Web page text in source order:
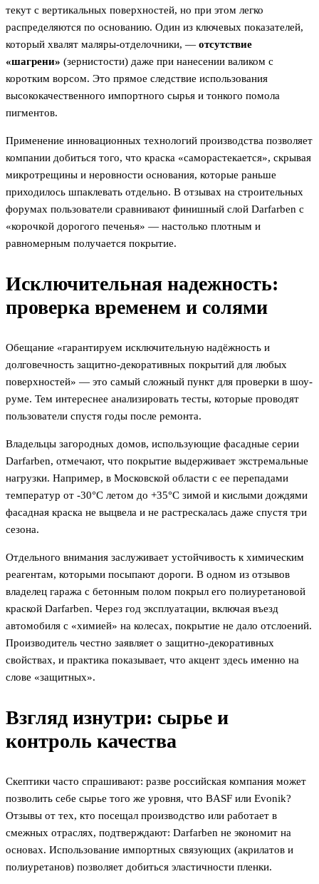
текут с вертикальных поверхностей, но при этом легко
распределяются по основанию. Один из ключевых показателей,
который хвалят маляры-отделочники, — отсутствие
«шагрени» (зернистости) даже при нанесении валиком с
коротким ворсом. Это прямое следствие использования
высококачественного импортного сырья и тонкого помола
пигментов.
Применение инновационных технологий производства позволяет
компании добиться того, что краска «саморастекается», скрывая
микротрещины и неровности основания, которые раньше
приходилось шпаклевать отдельно. В отзывах на строительных
форумах пользователи сравнивают финишный слой Darfarben с
«корочкой дорогого печенья» — настолько плотным и
равномерным получается покрытие.
Исключительная надежность:
проверка временем и солями
Обещание «гарантируем исключительную надёжность и
долговечность защитно-декоративных покрытий для любых
поверхностей» — это самый сложный пункт для проверки в шоу-
руме. Тем интереснее анализировать тесты, которые проводят
пользователи спустя годы после ремонта.
Владельцы загородных домов, использующие фасадные серии
Darfarben, отмечают, что покрытие выдерживает экстремальные
нагрузки. Например, в Московской области с ее перепадами
температур от -30°C летом до +35°C зимой и кислыми дождями
фасадная краска не выцвела и не растрескалась даже спустя три
сезона.
Отдельного внимания заслуживает устойчивость к химическим
реагентам, которыми посыпают дороги. В одном из отзывов
владелец гаража с бетонным полом покрыл его полиуретановой
краской Darfarben. Через год эксплуатации, включая въезд
автомобиля с «химией» на колесах, покрытие не дало отслоений.
Производитель честно заявляет о защитно-декоративных
свойствах, и практика показывает, что акцент здесь именно на
слове «защитных».
Взгляд изнутри: сырье и
контроль качества
Скептики часто спрашивают: разве российская компания может
позволить себе сырье того же уровня, что BASF или Evonik?
Отзывы от тех, кто посещал производство или работает в
смежных отраслях, подтверждают: Darfarben не экономит на
основах. Использование импортных связующих (акрилатов и
полиуретанов) позволяет добиться эластичности пленки.